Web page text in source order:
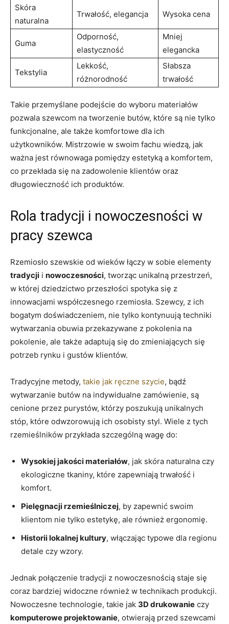
Skóra
naturalna
Trwałość, elegancja Wysoka cena
Guma
Odporność,
elastyczność
Mniej
elegancka
Tekstylia
Lekkość,
różnorodność
Słabsza
trwałość
Takie przemyślane podejście do wyboru materiałów
pozwala szewcom na tworzenie butów, które są nie tylko
funkcjonalne, ale także komfortowe dla ich
użytkowników. Mistrzowie w swoim fachu wiedzą, jak
ważna jest równowaga pomiędzy estetyką a komfortem,
co przekłada się na zadowolenie klientów oraz
długowieczność ich produktów.
Rola tradycji i nowoczesności w
pracy szewca
Rzemiosło szewskie od wieków łączy w sobie elementy
tradycji i nowoczesności, tworząc unikalną przestrzeń,
w której dziedzictwo przeszłości spotyka się z
innowacjami współczesnego rzemiosła. Szewcy, z ich
bogatym doświadczeniem, nie tylko kontynuują techniki
wytwarzania obuwia przekazywane z pokolenia na
pokolenie, ale także adaptują się do zmieniających się
potrzeb rynku i gustów klientów.
Tradycyjne metody, takie jak ręczne szycie, bądź
wytwarzanie butów na indywidualne zamówienie, są
cenione przez purystów, którzy poszukują unikalnych
stóp, które odwzorowują ich osobisty styl. Wiele z tych
rzemieślników przykłada szczególną wagę do:
Wysokiej jakości materiałów, jak skóra naturalna czy
ekologiczne tkaniny, które zapewniają trwałość i
komfort.
Pielęgnacji rzemieślniczej, by zapewnić swoim
klientom nie tylko estetykę, ale również ergonomię.
Historii lokalnej kultury, włączając typowe dla regionu
detale czy wzory.
Jednak połączenie tradycji z nowoczesnością staje się
coraz bardziej widoczne również w technikach produkcji.
Nowoczesne technologie, takie jak 3D drukowanie czy
komputerowe projektowanie, otwierają przed szewcami